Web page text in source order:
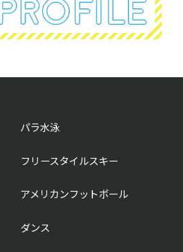
パラ水泳
フリースタイルスキー
アメリカンフットボール
ダンス